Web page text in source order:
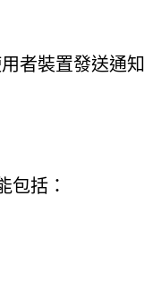
者裝置發送通
包括：